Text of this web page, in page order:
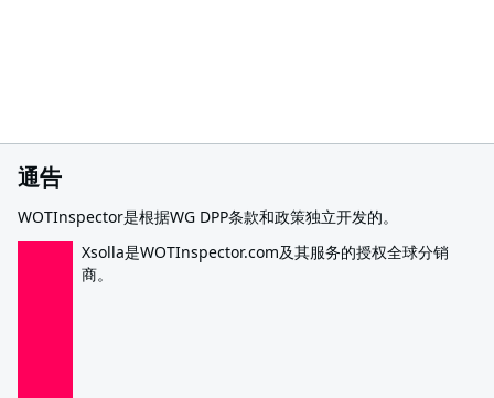
通告
WOTInspector是根据WG DPP条款和政策独立开发的。
Xsolla是WOTInspector.com及其服务的授权全球分销
商。